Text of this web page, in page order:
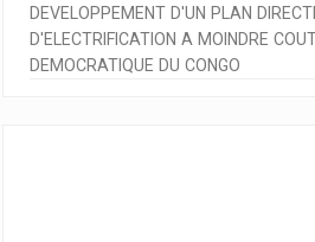
DEVELOPPEMENT D'UN PLAN
D'ELECTRIFICATION A MOINDRE
DEMOCRATIQUE DU CONGO